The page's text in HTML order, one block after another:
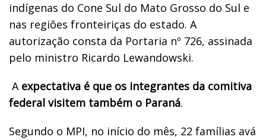
indígenas do Cone Sul do Mato Grosso do Sul e
nas regiões fronteiriças do estado. A
autorização consta da Portaria nº 726, assinada
pelo ministro Ricardo Lewandowski.
A expectativa é que os integrantes da comitiva
federal visitem também o Paraná.
Segundo o MPI, no início do mês, 22 famílias avá